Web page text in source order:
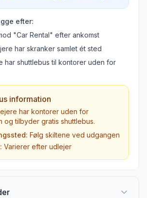
efter:
"Car Rental" efter ankomst
har skranker samlet ét sted
har shuttlebus til kontorer uden for
information
har kontorer uden for
og tilbyder gratis shuttlebus.
Følg skiltene ved udgangen
Varierer efter udlejer